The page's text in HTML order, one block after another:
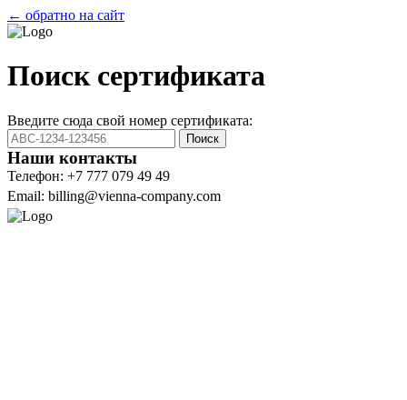
← обратно на сайт
Поиск сертификата
Введите сюда свой номер сертификата:
Поиск
Наши контакты
Телефон: +7 777 079 49 49
Email: billing@vienna-company.com